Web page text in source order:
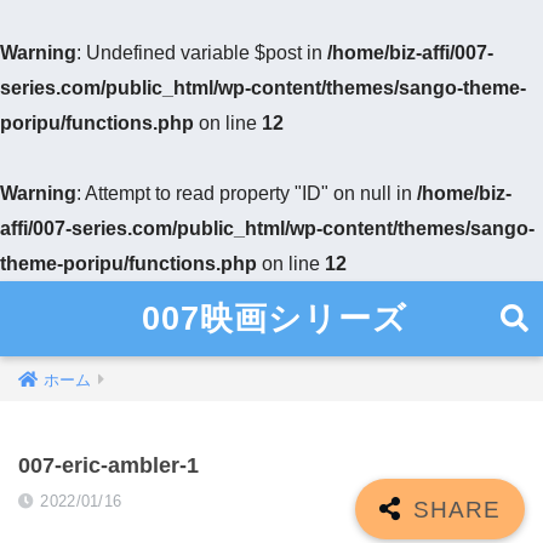
Warning: Undefined variable $post in /home/biz-affi/007-
series.com/public_html/wp-content/themes/sango-theme-
poripu/functions.php on line 12
Warning: Attempt to read property "ID" on null in /home/biz-
affi/007-series.com/public_html/wp-content/themes/sango-
theme-poripu/functions.php on line 12
007映画シリーズ
ホーム
007-eric-ambler-1
2022/01/16